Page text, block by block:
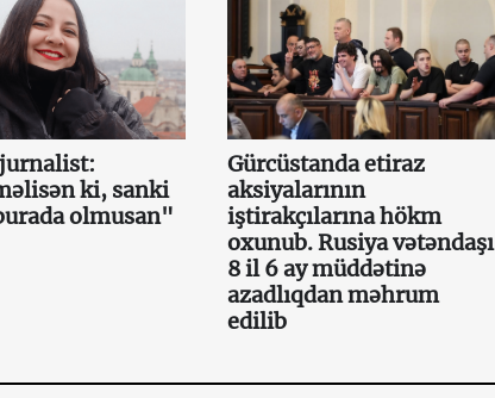
ki, sanki
olmusan"
Gürcüstanda etiraz
aksiyalarının
iştirakçılarına hökm
oxunub. Rusiya vətəndaşı
8 il 6 ay müddətinə
azadlıqdan məhrum
edilib